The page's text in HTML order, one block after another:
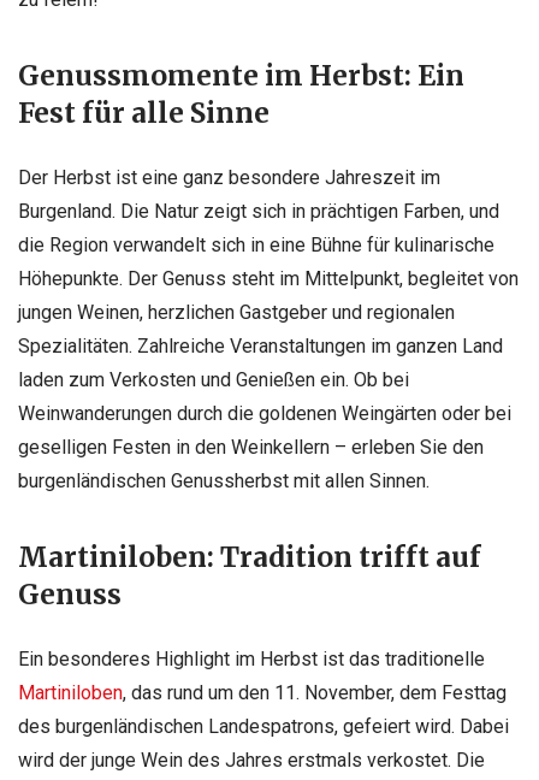
Genussmomente im Herbst: Ein
Fest für alle Sinne
Der Herbst ist eine ganz besondere Jahreszeit im
Burgenland. Die Natur zeigt sich in prächtigen Farben, und
die Region verwandelt sich in eine Bühne für kulinarische
Höhepunkte. Der Genuss steht im Mittelpunkt, begleitet von
jungen Weinen, herzlichen Gastgeber und regionalen
Spezialitäten. Zahlreiche Veranstaltungen im ganzen Land
laden zum Verkosten und Genießen ein. Ob bei
Weinwanderungen durch die goldenen Weingärten oder bei
geselligen Festen in den Weinkellern – erleben Sie den
burgenländischen Genussherbst mit allen Sinnen.
Martiniloben: Tradition trifft auf
Genuss
Ein besonderes Highlight im Herbst ist das traditionelle
Martiniloben, das rund um den 11. November, dem Festtag
des burgenländischen Landespatrons, gefeiert wird. Dabei
wird der junge Wein des Jahres erstmals verkostet. Die